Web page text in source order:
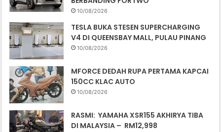
10/08/2026
TESLA BUKA STESEN SUPERCHARGING
V4 DI QUEENSBAY MALL, PULAU PINANG
10/08/2026
MFORCE DEDAH RUPA PERTAMA KAPCAI
150CC KLAC AUTO
10/08/2026
RASMI: YAMAHA XSR155 AKHIRYA TIBA
DI MALAYSIA – RM12,998